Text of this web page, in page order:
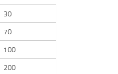
30
70
100
200